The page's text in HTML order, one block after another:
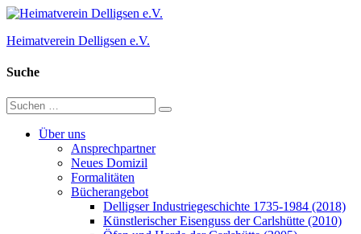
Zum
springen
Heimatverein Delligsen e.V.
Suche
Suchen
nach:
Suchen
Über uns
Ansprechpartner
Neues Domizil
Formalitäten
Bücherangebot
Delligser Industriegeschichte 1735-1984 (2018)
Künstlerischer Eisenguss der Carlshütte (2010)